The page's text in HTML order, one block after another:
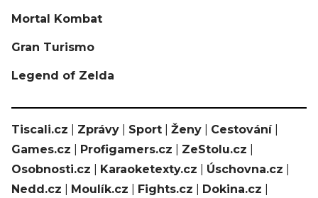
Mortal Kombat
Gran Turismo
Legend of Zelda
Tiscali.cz Zprávy Sport Ženy Cestování|
Games.cz
Profigamers.cz ZeStolu.cz
Osobnosti.cz
Karaoketexty.cz Úschovna.cz
Nedd.cz
Moulík.cz Fights.cz Dokina.cz